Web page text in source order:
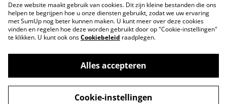
Neem contact met
ons op
Voorwaarden
Privacybeleid
Cookiebeleid
©2026Onderdelen JM
Deze website maakt gebruik van cookies. Dit zijn kleine bestanden die ons
helpen te begrijpen hoe u onze diensten gebruikt, zodat we uw ervaring
met SumUp nog beter kunnen maken. U kunt meer over deze cookies
vinden en regelen hoe deze worden gebruikt door op "Cookie-instellingen"
te klikken. U kunt ook onsCookiebeleid raadplegen.
Alles accepteren
Cookie-instellingen